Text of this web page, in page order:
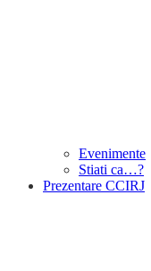
Evenimente
Stiati ca…?
Prezentare CCIRJ